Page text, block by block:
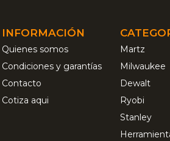
INFORMACIÓN
Quienes somos
Condiciones y garantías
Contacto
Cotiza aqui
Martz
Milwaukee
Dewalt
Ryobi
Stanley